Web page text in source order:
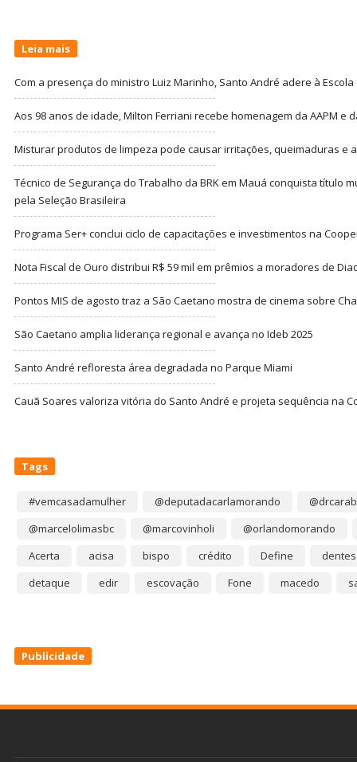
Leia mais
Com a presença do ministro Luiz Marinho, Santo André adere à
Aos 98 anos de idade, Milton Ferriani recebe homenagem da AAPM e
Misturar produtos de limpeza pode causar irritações, queimaduras e
Técnico de Segurança do Trabalho da BRK em Mauá conquista título
pela Seleção Brasileira
Programa Ser+ conclui ciclo de capacitações e investimentos na
Nota Fiscal de Ouro distribui R$ 59 mil em prêmios a moradores de
Pontos MIS de agosto traz a São Caetano mostra de cinema sobre
São Caetano amplia liderança regional e avança no Ideb 2025
Santo André refloresta área degradada no Parque Miami
Cauã Soares valoriza vitória do Santo André e projeta sequência na
Tags
#vemcasadamulher @deputadacarlamorando
@marcelolimasbc
@marcovinholi
@orlandomorando
Acerta
acisa bispo crédito Define
dentes
detaque
edir escovação Fone macedo
Publicidade